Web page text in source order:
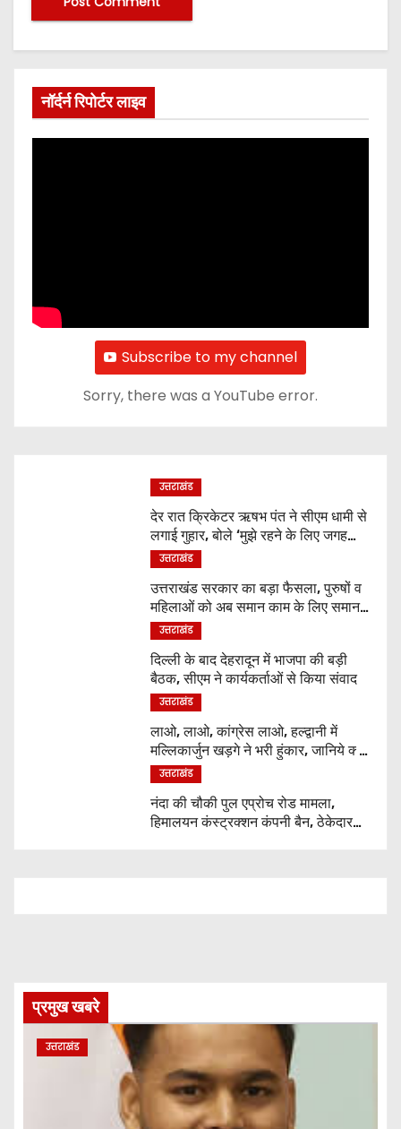
नॉर्दर्न रिपोर्टर लाइव
Subscribe to my channel
Sorry, there was a YouTube error.
उत्तराखंड
देर रात क्रिकेटर ऋषभ पंत ने सीएम धामी से
लगाई गुहार, बोले ‘मुझे रहने के लिए जगह
नहीं मिल रही’
उत्तराखंड
उत्तराखंड सरकार का बड़ा फैसला, पुरुषों व
महिलाओं को अब समान काम के लिए समान
वेतन
उत्तराखंड
दिल्ली के बाद देहरादून में भाजपा की बड़ी
बैठक, सीएम ने कार्यकर्ताओं से किया संवाद
उत्तराखंड
लाओ, लाओ, कांग्रेस लाओ, हल्द्वानी में
मल्लिकार्जुन खड़गे ने भरी हुंकार, जानिये क्या
कुछ कहा
उत्तराखंड
नंदा की चौकी पुल एप्रोच रोड मामला,
हिमालयन कंस्ट्रक्शन कंपनी बैन, ठेकेदार
प्रमुख खबरे
उत्तराखंड